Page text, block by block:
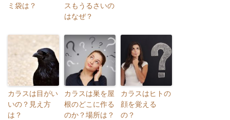
ミ袋は？
スもうるさいの
はなぜ？
カラスは目がい
いの？見え方
は？
カラスは巣を屋
根のどこに作る
のか？場所は？
カラスはヒトの
顔を覚える
の？